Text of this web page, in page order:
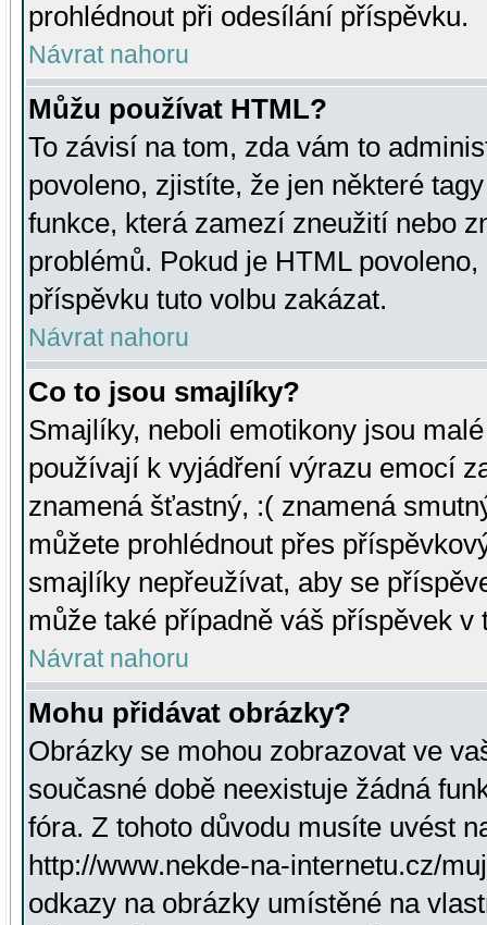
prohlédnout při odesílání příspěvku.
Návrat nahoru
Můžu používat HTML?
To závisí na tom, zda vám to
povoleno, zjistíte, že jen některé
funkce, která zamezí zneužití nebo
problémů. Pokud je HTML
příspěvku tuto volbu zakázat.
Návrat nahoru
Co to jsou smajlíky?
Smajlíky, neboli emotikony jsou
používají k vyjádření výrazu emocí
znamená šťastný, :( znamená
můžete prohlédnout přes
smajlíky nepřeužívat, aby se
může také případně váš příspěvek v
Návrat nahoru
Mohu přidávat obrázky?
Obrázky se mohou zobrazovat ve
současné době neexistuje žádná
fóra. Z tohoto důvodu musíte uvést
http://www.nekde-na-internetu.cz/
odkazy na obrázky umístěné na